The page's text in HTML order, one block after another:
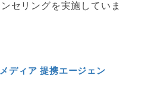
セリングを実施していま
ディア 提携エージェン